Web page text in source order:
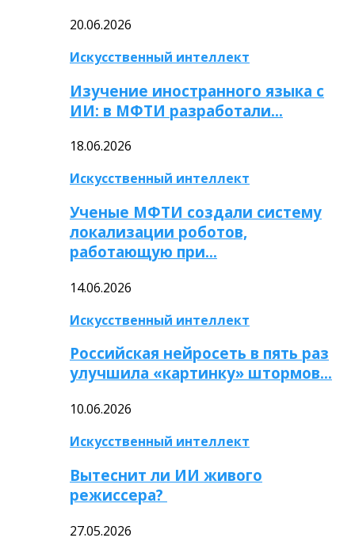
20.06.2026
Искусственный интеллект
Изучение иностранного языка с
ИИ: в МФТИ разработали…
18.06.2026
Искусственный интеллект
Ученые МФТИ создали систему
локализации роботов,
работающую при…
14.06.2026
Искусственный интеллект
Российская нейросеть в пять раз
улучшила «картинку» штормов…
10.06.2026
Искусственный интеллект
Вытеснит ли ИИ живого
режиссера?
27.05.2026